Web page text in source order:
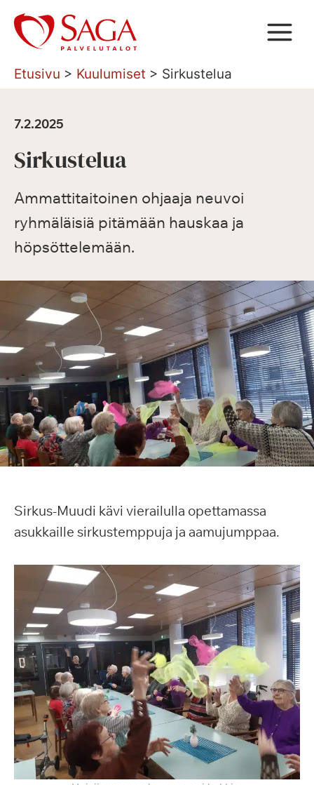
Siirry
sisältöön
Etusivu > Kuulumiset > Sirkustelua
7.2.2025
Sirkustelua
Ammattitaitoinen ohjaaja neuvoi
ryhmäläisiä pitämään hauskaa ja
höpsöttelemään.
Sirkus-Muudi kävi vierailulla opettamassa
asukkaille sirkustemppuja ja aamujumppaa.